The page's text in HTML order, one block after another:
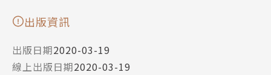
出版資訊
出版日期2020-03-19
線上出版日期2020-03-19